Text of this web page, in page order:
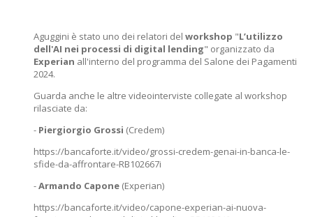
Aguggini è stato uno dei relatori del workshop "L’utilizzo
dell'AI nei processi di digital lending" organizzato da
Experian all'interno del programma del Salone dei Pagamenti
2024.
Guarda anche le altre videointerviste collegate al workshop
rilasciate da:
- Piergiorgio Grossi (Credem)
https://bancaforte.it/video/grossi-credem-genai-in-banca-le-
sfide-da-affrontare-RB102667i
-Armando Capone (Experian)
https://bancaforte.it/video/capone-experian-ai-nuova-